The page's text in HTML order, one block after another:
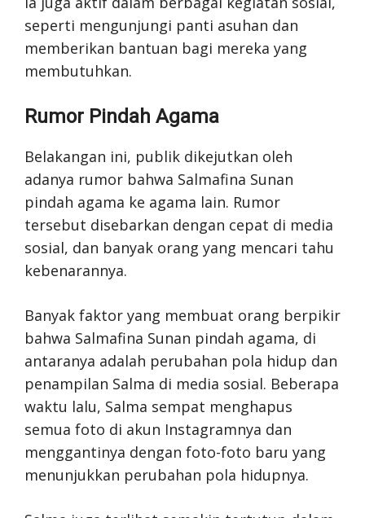
seperti mengunjungi panti asuhan dan
memberikan bantuan bagi mereka yang
membutuhkan.
Rumor Pindah Agama
Belakangan ini, publik dikejutkan oleh
adanya rumor bahwa Salmafina Sunan
pindah agama ke agama lain. Rumor
tersebut disebarkan dengan cepat di media
sosial, dan banyak orang yang mencari tahu
kebenarannya.
Banyak faktor yang membuat orang berpikir
bahwa Salmafina Sunan pindah agama, di
antaranya adalah perubahan pola hidup dan
penampilan Salma di media sosial. Beberapa
waktu lalu, Salma sempat menghapus
semua foto di akun Instagramnya dan
menggantinya dengan foto-foto baru yang
menunjukkan perubahan pola hidupnya.